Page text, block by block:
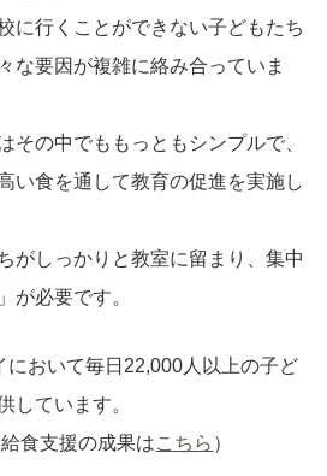
に行くことができない子どもたち
な要因が複雑に絡み合っていま
その中でももっともシンプルで、
い食を通して教育の促進を実施し
がしっかりと教室に留まり、集中
が必要です。
おいて毎日22,000人以上の子ど
しています。
食支援の成果はこちら ）